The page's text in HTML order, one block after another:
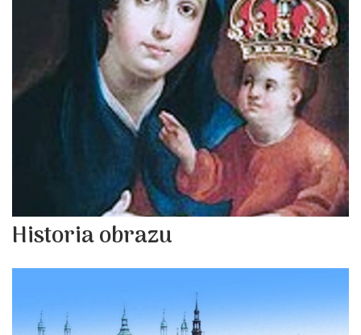
Historia obrazu